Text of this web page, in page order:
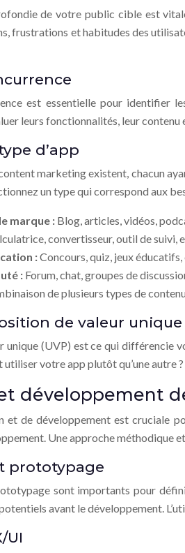
de votre public cible est
frustrations et habitudes des
est essentielle pour
leurs fonctionnalités, leur
d’app
marketing existent, chacun
un type qui correspond aux
marque : Blog, articles, vidéos,
convertisseur, outil de suivi,
:Concours, quiz, jeux éducatifs,
: Forum, chat, groupes de
de plusieurs types de
de valeur unique
unique (UVP) est ce qui différencie
votre app plutôt qu’une autre
développement
et de développement est cruciale
Une approche méthodique
prototypage
sont importants pour
avant le développement.
UI